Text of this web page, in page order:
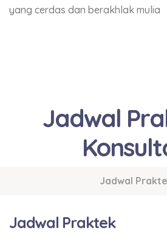
yang cerdas dan berakhlak mulia
Jadwal
Jadwal
Jadwal Praktek